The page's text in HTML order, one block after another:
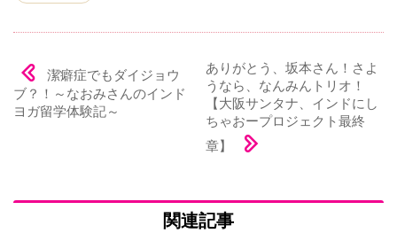
潔癖症でもダイジョウ
ブ？！～なおみさんのインド
ヨガ留学体験記～
ありがとう、坂本さん！さよ
うなら、なんみんトリオ！
【大阪サンタナ、インドにし
ちゃおープロジェクト最終
章】
関連記事